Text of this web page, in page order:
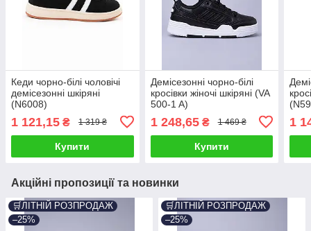
Кеди чорно-білі чоловічі
демісезонні шкіряні
(N6008)
1 121,15 ₴ 1 319 ₴
Купити
Демісезонні чорно-білі
кросівки жіночі шкіряні (VA
500-1 A)
1 248,65₴ 1 469 ₴
Купити
1
Акційні пропозиції та новинки
🛒ЛІТНІЙ РОЗПРОДАЖ
–25%
🛒ЛІТНІЙ РОЗПРОДАЖ
–25%